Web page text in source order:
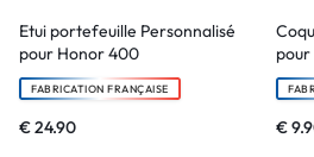
Etui portefeuille Personnalisé
pour Honor 400
FABRICATION FRANÇAISE
€24.90 €